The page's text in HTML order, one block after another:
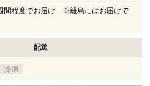
間程度でお届け ※離島にはお届けで
配送
冷凍